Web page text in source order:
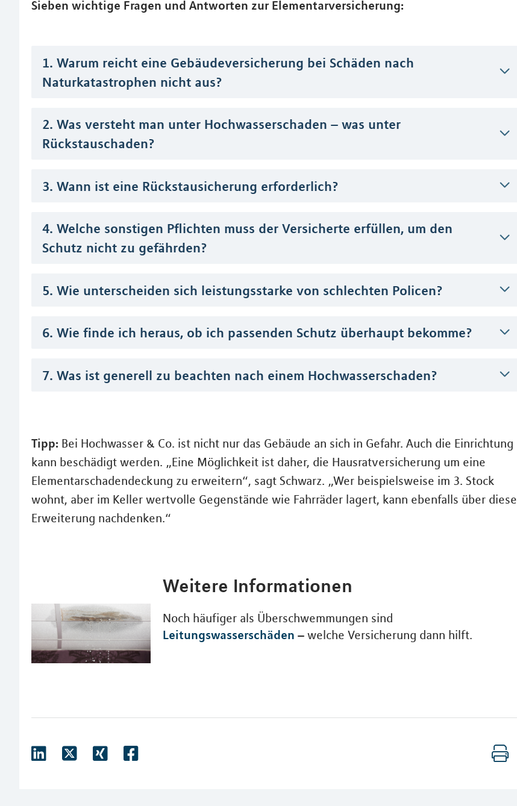
Sieben wichtige Fragen und Antworten zur Elementarversicherung:
1. Warum reicht eine Gebäudeversicherung bei Schäden nach
Naturkatastrophen nicht aus?
2. Was versteht man unter Hochwasserschaden – was unter
Rückstauschaden?
3. Wann ist eine Rückstausicherung erforderlich?
4. Welche sonstigen Pflichten muss der Versicherte erfüllen, um den
Schutz nicht zu gefährden?
5. Wie unterscheiden sich leistungsstarke von schlechten Policen?
6. Wie finde ich heraus, ob ich passenden Schutz überhaupt bekomme?
7. Was ist generell zu beachten nach einem Hochwasserschaden?
Tipp: Bei Hochwasser & Co. ist nicht nur das Gebäude an sich in Gefahr. Auch die Einrichtung
kann beschädigt werden. „Eine Möglichkeit ist daher, die Hausratversicherung um eine
Elementarschadendeckung zu erweitern“, sagt Schwarz. „Wer beispielsweise im 3. Stock
wohnt, aber im Keller wertvolle Gegenstände wie Fahrräder lagert, kann ebenfalls über diese
Erweiterung nachdenken.“
Weitere Informationen
Noch häufiger als Überschwemmungen sind
Leitungswasserschäden – welche Versicherung dann hilft.